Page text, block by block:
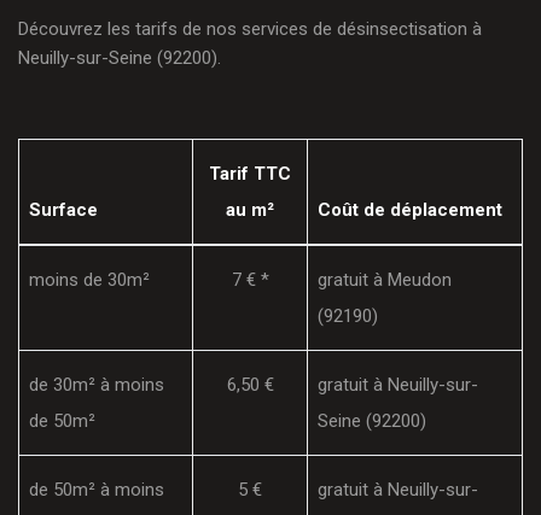
Découvrez les tarifs de nos services de désinsectisation à
Neuilly-sur-Seine (92200).
Surface
Tarif TTC
au m²
Coût de déplacement
moins de 30m² 7 € *
gratuit à Meudon
(92190)
de 30m² à moins
de 50m²
6,50 €
gratuit à Neuilly-sur-
Seine (92200)
de 50m² à moins 5 € gratuit à Neuilly-sur-